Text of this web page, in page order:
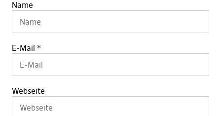
Name
E-Mail *
Webseite